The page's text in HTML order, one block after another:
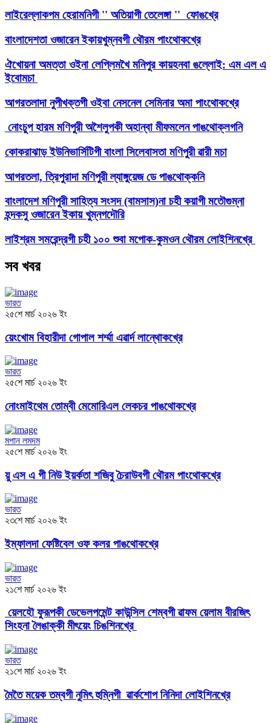
লাইরেল্লাকপম হেরামনিগী '' অতিয়াগী তেলেঙ্গা '' ফোঙখ্রে
বাংলাদেশতা ওজারেন ইকায়খুম্নবগী থৌরম পাংথোকখ্রে
ঐখোয়না অমত্তা ওইনা লেপ্লিমখৈ মনিপুর কায়হনবা ঙল্লোই: এম এল এ
ইবোমচা
আগরতলাদা নুপীখক্তগী ওইবা নেসনেল সেমিনার অমা পাংথোকখ্রে
নোংচুপ হারম মণিপুরী অশৈলুপকী অহান্বা মীফমলেন পাঙথোক্লগনি
কোকরাঝাড় ইউনিভার্সিটিগী বাংলা সিলেবাসতা মণিপুরী ৱারী মচা
আগরতলা, ত্রিপুরাদা মণিপুরী ল্যাঙ্গুয়েজ ডে পাঙথোক্কনি
বাংলাদেশ মণিপুরী সাহিত্য সংসদ (বামসাস)না চহী কয়াগী মতৌগুম্না
হন্দকসু ওজারেন ইকায় খুম্নগদৌরি
লাইশ্রম সমরেন্দ্রগী চহী ১০০ শুবা মপোক-কুমওন থৌরম লোইশিনখ্রে
সব খবর
ভারত
২৫শে মার্চ ২০২৬ ইং
য়েংখোম বিহারীদা গোপাল শর্ম্মা এৱার্দ লান্থোকখ্রে
ভারত
২৫শে মার্চ ২০২৬ ইং
নোংমাইথেম তোম্বী মেমোরিএল লেকচর পাঙথোকখ্রে
মপান লমদম
২৫শে মার্চ ২০২৬ ইং
য়ু এস এ গী নিউ ইয়র্কতা শজিবু চৈরাউবগী থৌরম পাংথোকখ্রে
ভারত
২৩শে মার্চ ২০২৬ ইং
ইম্ফালদা ফেষ্টিবেল ওফ কলর পাঙথোকখ্রে
ভারত
২১শে মার্চ ২০২৬ ইং
য়েলহৌ ফুরূপকী ডেভেলপমেন্ট কাউন্সিল শেম্বগী ৱাফম য়েলাম বীরজিৎ
সিংহনা লৈঙাক্কী মীৎয়েং চিঙশিনখ্রে
ভারত
২১শে মার্চ ২০২৬ ইং
মৈতৈ ময়েক তম্বগী নুমিৎ হুম্নিগী ৱার্কশোপ নিনিদা লোইশিনখ্রে